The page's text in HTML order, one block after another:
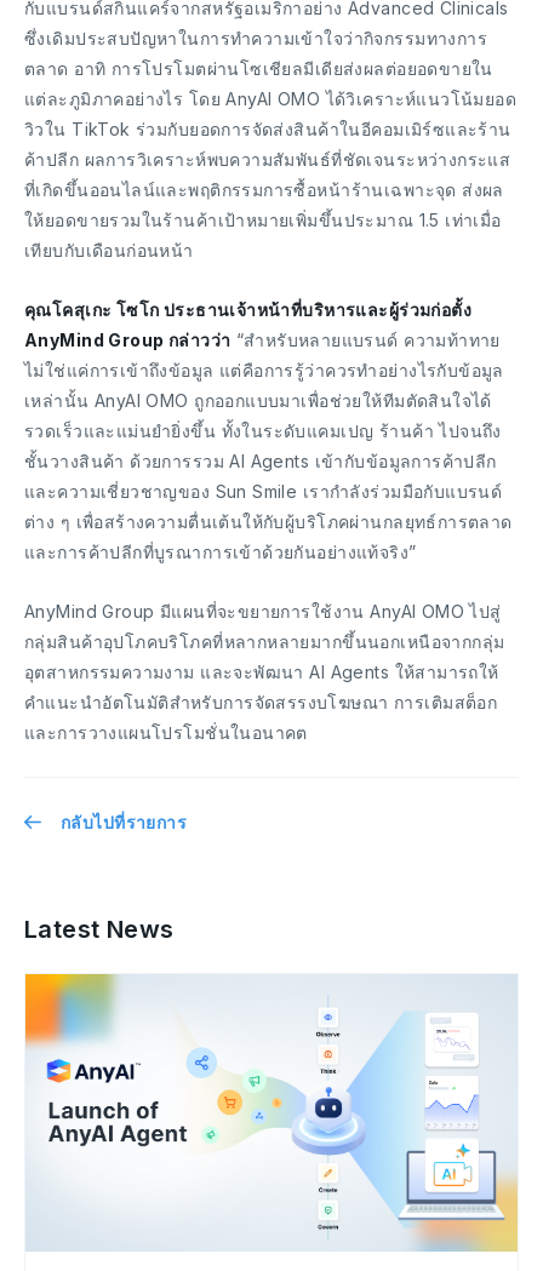
กับแบรนด์สกินแคร์จากสหรัฐอเมริกาอย่าง Advanced Clinicals
ซึ่งเดิมประสบปัญหาในการทำความเข้าใจว่ากิจกรรมทางการ
ตลาด อาทิ การโปรโมตผ่านโซเชียลมีเดียส่งผลต่อยอดขายใน
แต่ละภูมิภาคอย่างไร โดย AnyAI OMO ได้วิเคราะห์แนวโน้มยอด
วิวใน TikTok ร่วมกับยอดการจัดส่งสินค้าในอีคอมเมิร์ซและร้าน
ค้าปลีก ผลการวิเคราะห์พบความสัมพันธ์ที่ชัดเจนระหว่างกระแส
ที่เกิดขึ้นออนไลน์และพฤติกรรมการซื้อหน้าร้านเฉพาะจุด ส่งผล
ให้ยอดขายรวมในร้านค้าเป้าหมายเพิ่มขึ้นประมาณ 1.5 เท่าเมื่อ
เทียบกับเดือนก่อนหน้า
คุณโคสุเกะ โซโก ประธานเจ้าหน้าที่บริหารและผู้ร่วมก่อตั้ง
AnyMind Group กล่าวว่า “สำหรับหลายแบรนด์ ความท้าทาย
ไม่ใช่แค่การเข้าถึงข้อมูล แต่คือการรู้ว่าควรทำอย่างไรกับข้อมูล
เหล่านั้น AnyAI OMO ถูกออกแบบมาเพื่อช่วยให้ทีมตัดสินใจได้
รวดเร็วและแม่นยำยิ่งขึ้น ทั้งในระดับแคมเปญ ร้านค้า ไปจนถึง
ชั้นวางสินค้า ด้วยการรวม AI Agents เข้ากับข้อมูลการค้าปลีก
และความเชี่ยวชาญของ Sun Smile เรากำลังร่วมมือกับแบรนด์
ต่าง ๆ เพื่อสร้างความตื่นเต้นให้กับผู้บริโภคผ่านกลยุทธ์การตลาด
และการค้าปลีกที่บูรณาการเข้าด้วยกันอย่างแท้จริง”
AnyMind Group มีแผนที่จะขยายการใช้งาน AnyAI OMO ไปสู่
กลุ่มสินค้าอุปโภคบริโภคที่หลากหลายมากขึ้นนอกเหนือจากกลุ่ม
อุตสาหกรรมความงาม และจะพัฒนา AI Agents ให้สามารถให้
คำแนะนำอัตโนมัติสำหรับการจัดสรรงบโฆษณา การเติมสต็อก
และการวางแผนโปรโมชั่นในอนาคต
กลับไปที่รายการ
Latest News